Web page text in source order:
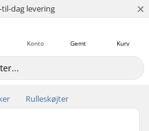
til-dag levering
mio. kunder ×
Kurv
Gemt
Konto
Rulleskøjter